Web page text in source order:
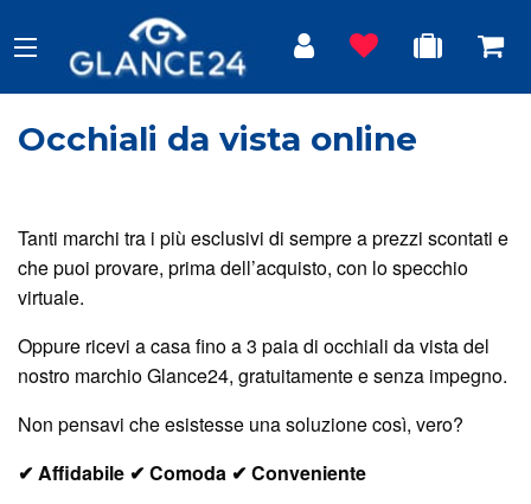
Occhiali da vista online
Tanti marchi tra i più esclusivi di sempre a prezzi scontati e
che puoi provare, prima dell’acquisto, con lo specchio
virtuale.
Oppure ricevi a casa fino a 3 paia di occhiali da vista del
nostro marchio Glance24, gratuitamente e senza impegno.
Non pensavi che esistesse una soluzione così, vero?
✔ Affidabile ✔ Comoda ✔ Conveniente